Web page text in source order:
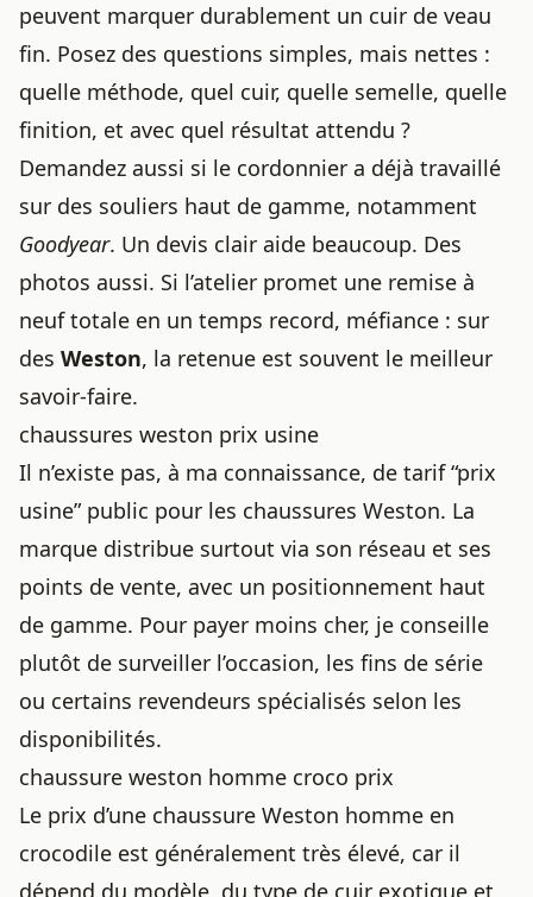
peuvent marquer durablement un cuir de veau
fin. Posez des questions simples, mais nettes :
quelle méthode, quel cuir, quelle semelle, quelle
finition, et avec quel résultat attendu ?
Demandez aussi si le cordonnier a déjà travaillé
sur des souliers haut de gamme, notamment
Goodyear. Un devis clair aide beaucoup. Des
photos aussi. Si l’atelier promet une remise à
neuf totale en un temps record, méfiance : sur
des Weston, la retenue est souvent le meilleur
savoir-faire.
chaussures weston prix usine
Il n’existe pas, à ma connaissance, de tarif “prix
usine” public pour les chaussures Weston. La
marque distribue surtout via son réseau et ses
points de vente, avec un positionnement haut
de gamme. Pour payer moins cher, je conseille
plutôt de surveiller l’occasion, les fins de série
ou certains revendeurs spécialisés selon les
disponibilités.
chaussure weston homme croco prix
Le prix d’une chaussure Weston homme en
crocodile est généralement très élevé, car il
dépend du modèle, du type de cuir exotique et